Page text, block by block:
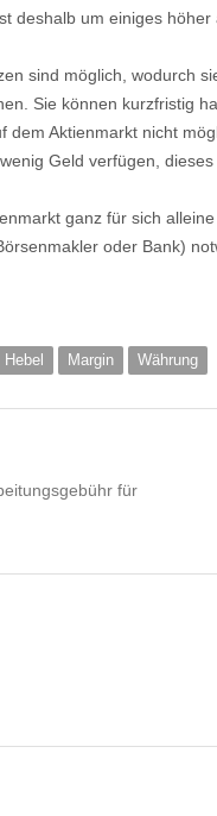
deshalb um einiges höher
sind möglich, wodurch
Sie können kurzfristig
dem Aktienmarkt nicht
Geld verfügen,
ganz für sich
oder Bank)
Hebel Margin Währung
für